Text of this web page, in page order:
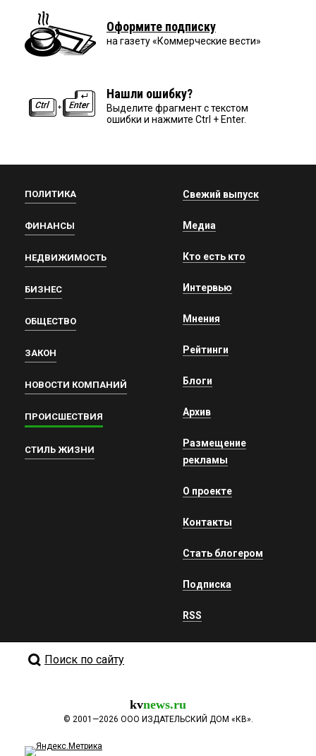
Оформите подписку
на газету «Коммерческие вести»
Нашли ошибку?
Выделите фрагмент с текстом
ошибки и нажмите Ctrl + Enter.
ПОЛИТИКА
ФИНАНСЫ
НЕДВИЖИМОСТЬ
БИЗНЕС
ОБЩЕСТВО
ЗАКОН
НОВОСТИ КОМПАНИЙ
ПРОИСШЕСТВИЯ
СТИЛЬ ЖИЗНИ
Свежий выпуск
Медиа
Кто есть кто
Интервью
Мнения
Рейтинги
Блоги
Архив
Размещение
рекламы
О проекте
Контакты
Стать блогером
Подписка
RSS
Поиск по сайту
kvnews.ru
© 2001—2026 ООО ИЗДАТЕЛЬСКИЙ ДОМ «КВ».